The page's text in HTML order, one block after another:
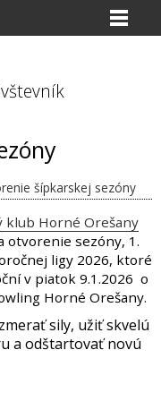
šípkarskej sezóny
klub Horné Orešany
otvorenie sezóny, 1.
ligy 2026, ktoré
v piatok 9.1.2026 o
Horné Orešany.
sily, užiť skvelú
a odštartovať novú